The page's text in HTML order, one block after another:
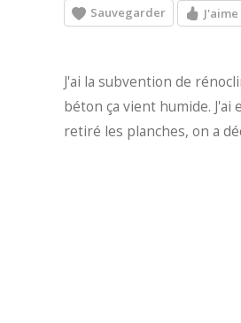
Sauvegarder J'aime
J'ai la subvention de
béton ça vient humide.
retiré les planches, on a